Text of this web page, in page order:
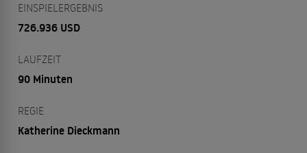
EINSPIELERGEBNIS
726.936 USD
LAUFZEIT
90 Minuten
REGIE
Katherine Dieckmann